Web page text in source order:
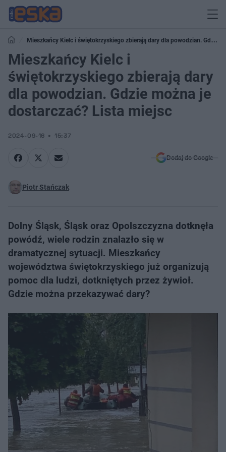
Mieszkańcy Kielc i świętokrzyskiego zbierają dary dla powodzian. Gdzie
można je dostarczać? Lista miejsc
Mieszkańcy Kielc i
świętokrzyskiego zbierają dary
dla powodzian. Gdzie można je
dostarczać? Lista miejsc
2024-09-16 15:37
Dodaj do Google
Piotr Stańczak
Dolny Śląsk, Śląsk oraz Opolszczyzna dotknęła
powódź, wiele rodzin znalazło się w
dramatycznej sytuacji. Mieszkańcy
województwa świętokrzyskiego już organizują
pomoc dla ludzi, dotkniętych przez żywioł.
Gdzie można przekazywać dary?